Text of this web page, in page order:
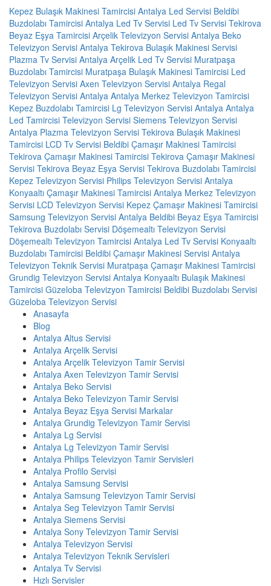
Kepez Bulaşık Makinesi Tamircisi Antalya Led Servisi Beldibi
Buzdolabı Tamircisi Antalya Led Tv Servisi Led Tv Servisi Tekirova
Beyaz Eşya Tamircisi Arçelik Televizyon Servisi Antalya Beko
Televizyon Servisi Antalya Tekirova Bulaşık Makinesi Servisi
Plazma Tv Servisi Antalya Arçelik Led Tv Servisi Muratpaşa
Buzdolabı Tamircisi Muratpaşa Bulaşık Makinesi Tamircisi Led
Televizyon Servisi Axen Televizyon Servisi Antalya Regal
Televizyon Servisi Antalya Antalya Merkez Televizyon Tamircisi
Kepez Buzdolabı Tamircisi Lg Televizyon Servisi Antalya Antalya
Led Tamircisi Televizyon Servisi Siemens Televizyon Servisi
Antalya Plazma Televizyon Servisi Tekirova Bulaşık Makinesi
Tamircisi LCD Tv Servisi Beldibi Çamaşır Makinesi Tamircisi
Tekirova Çamaşır Makinesi Tamircisi Tekirova Çamaşır Makinesi
Servisi Tekirova Beyaz Eşya Servisi Tekirova Buzdolabı Tamircisi
Kepez Televizyon Servisi Philips Televizyon Servisi Antalya
Konyaaltı Çamaşır Makinesi Tamircisi Antalya Merkez Televizyon
Servisi LCD Televizyon Servisi Kepez Çamaşır Makinesi Tamircisi
Samsung Televizyon Servisi Antalya Beldibi Beyaz Eşya Tamircisi
Tekirova Buzdolabı Servisi Döşemealtı Televizyon Servisi
Döşemealtı Televizyon Tamircisi Antalya Led Tv Servisi Konyaaltı
Buzdolabı Tamircisi Beldibi Çamaşır Makinesi Servisi Antalya
Televizyon Teknik Servisi Muratpaşa Çamaşır Makinesi Tamircisi
Grundig Televizyon Servisi Antalya Konyaaltı Bulaşık Makinesi
Tamircisi Güzeloba Televizyon Tamircisi Beldibi Buzdolabı Servisi
Güzeloba Televizyon Servisi
Anasayfa
Blog
Antalya Altus Servisi
Antalya Arçelik Servisi
Antalya Arçelik Televizyon Tamir Servisi
Antalya Axen Televizyon Tamir Servisi
Antalya Beko Servisi
Antalya Beko Televizyon Tamir Servisi
Antalya Beyaz Eşya Servisi Markalar
Antalya Grundig Televizyon Tamir Servisi
Antalya Lg Servisi
Antalya Lg Televizyon Tamir Servisi
Antalya Philips Televizyon Tamir Servisleri
Antalya Profilo Servisi
Antalya Samsung Servisi
Antalya Samsung Televizyon Tamir Servisi
Antalya Seg Televizyon Tamir Servisi
Antalya Siemens Servisi
Antalya Sony Televizyon Tamir Servisi
Antalya Televizyon Servisi
Antalya Televizyon Teknik Servisleri
Antalya Tv Servisi
Hızlı Servisler